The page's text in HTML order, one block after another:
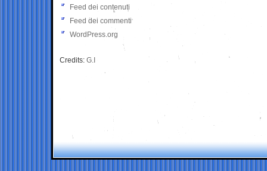
Feed dei contenuti
Feed dei commenti
WordPress.org
Credits: G.I